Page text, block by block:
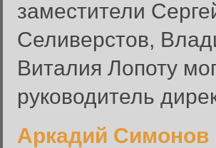
заместители
Селиверстов,
Виталия Лопоту
руководитель
Аркадий Симонов
Вход в систему
Введите имя
Вход в систему
Имя пользователя: